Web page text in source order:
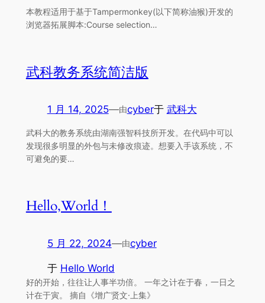
本教程适用于基于Tampermonkey(以下简称油猴)开发的
浏览器拓展脚本:Course selection…
武科教务系统简洁版
1 月 14, 2025—由cyber于 武科大
武科大的教务系统由湖南强智科技所开发。在代码中可以
发现很多明显的外包与未修改痕迹。想要入手该系统，不
可避免的要…
Hello,World！
5 月 22, 2024—由cyber
于 Hello World
好的开始，往往让人事半功倍。 一年之计在于春，一日之
计在于寅。 摘自《增广贤文·上集》